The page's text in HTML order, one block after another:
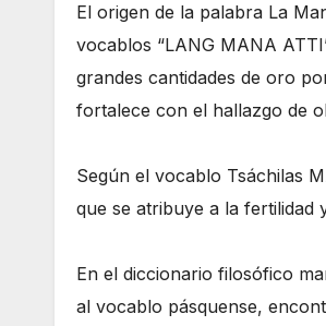
El origen de la palabra La
vocablos “LANG MANA
grandes cantidades de oro
fortalece con el hallazgo de
Según el vocablo Tsáchilas
que se atribuye a la fertilidad
En el diccionario filosófico
al vocablo pásquense,